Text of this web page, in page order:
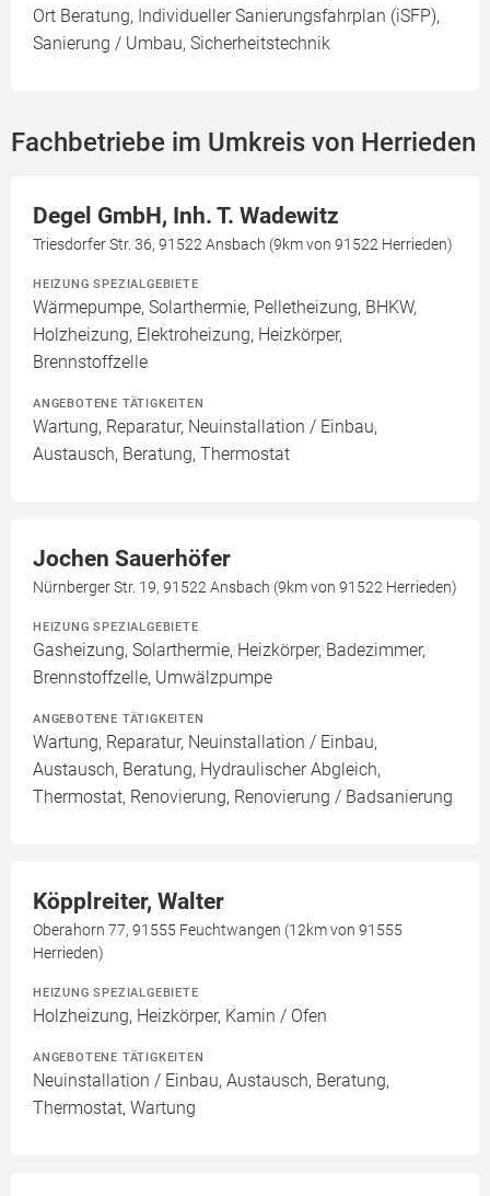
Ort Beratung, Individueller Sanierungsfahrplan (iSFP),
Sanierung / Umbau, Sicherheitstechnik
Fachbetriebe im Umkreis von Herrieden
Degel GmbH, Inh. T. Wadewitz
Triesdorfer Str. 36, 91522 Ansbach (9km von 91522 Herrieden)
HEIZUNG SPEZIALGEBIETE
Wärmepumpe, Solarthermie, Pelletheizung, BHKW,
Holzheizung, Elektroheizung, Heizkörper,
Brennstoffzelle
ANGEBOTENE TÄTIGKEITEN
Wartung, Reparatur, Neuinstallation / Einbau,
Austausch, Beratung, Thermostat
Jochen Sauerhöfer
Nürnberger Str. 19, 91522 Ansbach (9km von 91522 Herrieden)
HEIZUNG SPEZIALGEBIETE
Gasheizung, Solarthermie, Heizkörper, Badezimmer,
Brennstoffzelle, Umwälzpumpe
ANGEBOTENE TÄTIGKEITEN
Wartung, Reparatur, Neuinstallation / Einbau,
Austausch, Beratung, Hydraulischer Abgleich,
Thermostat, Renovierung, Renovierung / Badsanierung
Köpplreiter, Walter
Oberahorn 77, 91555 Feuchtwangen (12km von 91555
Herrieden)
HEIZUNG SPEZIALGEBIETE
Holzheizung, Heizkörper, Kamin / Ofen
ANGEBOTENE TÄTIGKEITEN
Neuinstallation / Einbau, Austausch, Beratung,
Thermostat, Wartung